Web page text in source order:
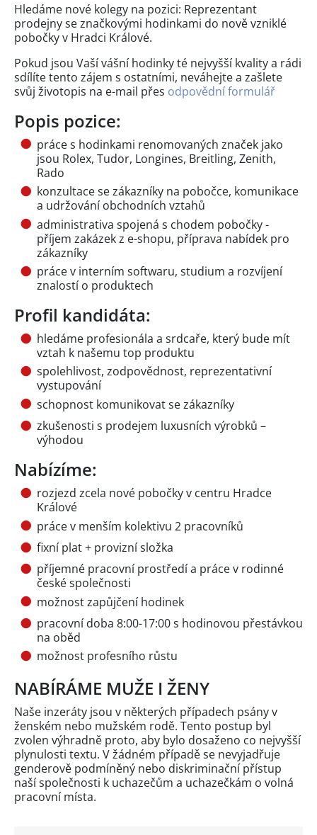
Hledáme nové kolegy na pozici: Reprezentant
prodejny se značkovými hodinkami do nově vzniklé
pobočky v Hradci Králové.
Pokud jsou Vaší vášní hodinky té nejvyšší kvality a rádi
sdílíte tento zájem s ostatními, neváhejte a zašlete
svůj životopis na e-mail přes odpovědní formulář
Popis pozice:
práce s hodinkami renomovaných značek jako
jsou Rolex, Tudor, Longines, Breitling, Zenith,
Rado
konzultace se zákazníky na pobočce, komunikace
a udržování obchodních vztahů
administrativa spojená s chodem pobočky -
příjem zakázek z e-shopu, příprava nabídek pro
zákazníky
práce v interním softwaru, studium a rozvíjení
znalostí o produktech
Profil kandidáta:
hledáme profesionála a srdcaře, který bude mít
vztah k našemu top produktu
spolehlivost, zodpovědnost, reprezentativní
vystupování
schopnost komunikovat se zákazníky
zkušenosti s prodejem luxusních výrobků –
výhodou
Nabízíme:
rozjezd zcela nové pobočky v centru Hradce
Králové
práce v menším kolektivu 2 pracovníků
fixní plat + provizní složka
příjemné pracovní prostředí a práce v rodinné
české společnosti
možnost zapůjčení hodinek
pracovní doba 8:00-17:00 s hodinovou přestávkou
na oběd
možnost profesního růstu
NABÍRÁME MUŽE I ŽENY
Naše inzeráty jsou v některých případech psány v
ženském nebo mužském rodě. Tento postup byl
zvolen výhradně proto, aby bylo dosaženo co nejvyšší
plynulosti textu. V žádném případě se nevyjadřuje
genderově podmíněný nebo diskriminační přístup
naší společnosti k uchazečům a uchazečkám o volná
pracovní místa.